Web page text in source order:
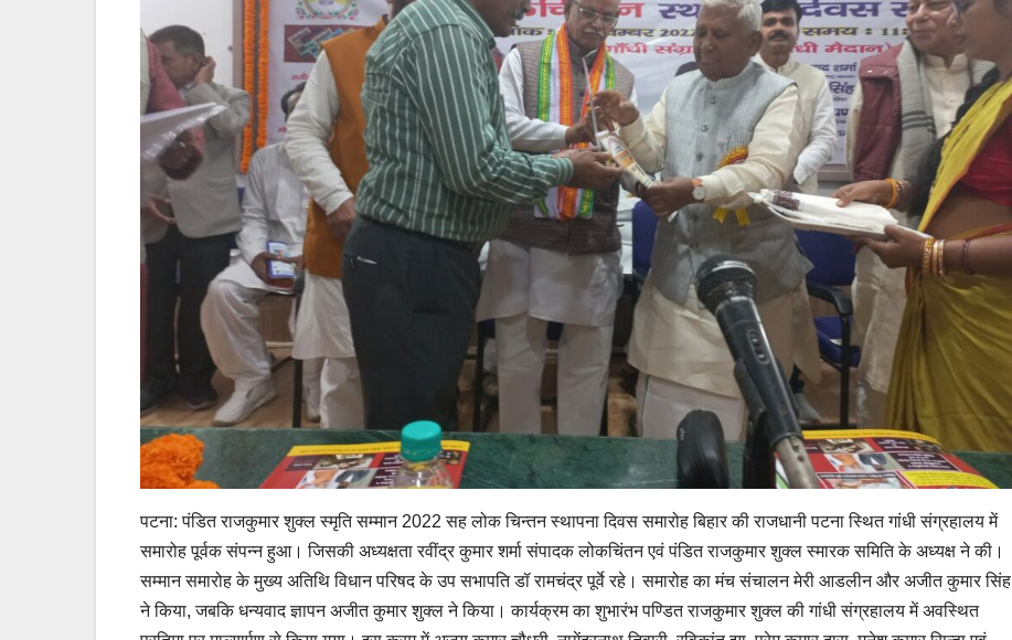
पटना: पंडित राजकुमार शुक्ल स्मृति सम्मान 2022 सह लोक चिन्तन स्थापना दिवस समारोह बिहार की राजधानी पटना स्थित गांधी संग्रहालय में
समारोह पूर्वक संपन्न हुआ। जिसकी अध्यक्षता रवींद्र कुमार शर्मा संपादक लोकचिंतन एवं पंडित राजकुमार शुक्ल स्मारक समिति के अध्यक्ष ने की।
सम्मान समारोह के मुख्य अतिथि विधान परिषद के उप सभापति डॉ रामचंद्र पूर्वे रहे। समारोह का मंच संचालन मेरी आडलीन और अजीत कुमार सिंह
ने किया, जबकि धन्यवाद ज्ञापन अजीत कुमार शुक्ल ने किया। कार्यक्रम का शुभारंभ पण्डित राजकुमार शुक्ल की गांधी संग्रहालय में अवस्थित